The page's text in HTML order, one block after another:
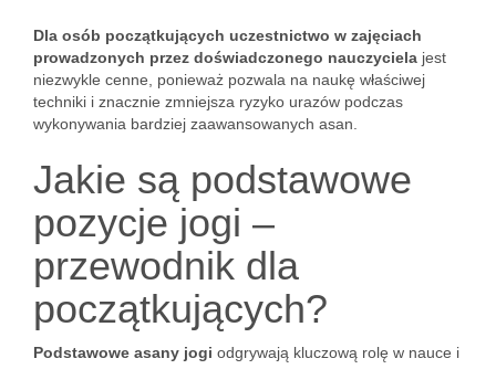
Dla osób początkujących uczestnictwo w zajęciach
prowadzonych przez doświadczonego nauczyciela jest
niezwykle cenne, ponieważ pozwala na naukę właściwej
techniki i znacznie zmniejsza ryzyko urazów podczas
wykonywania bardziej zaawansowanych asan.
Jakie są podstawowe
pozycje jogi –
przewodnik dla
początkujących?
Podstawowe asany jogi odgrywają kluczową rolę w nauce i